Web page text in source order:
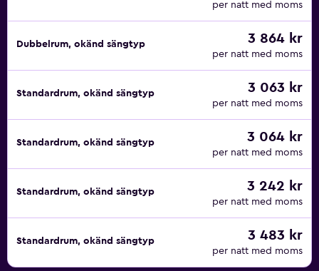
per natt med moms
Dubbelrum, okänd sängtyp 3 864 kr
per natt med moms
Standardrum, okänd sängtyp 3 063 kr
per natt med moms
Standardrum, okänd sängtyp 3 064 kr
per natt med moms
Standardrum, okänd sängtyp 3 242 kr
per natt med moms
Standardrum, okänd sängtyp 3 483 kr
per natt med moms